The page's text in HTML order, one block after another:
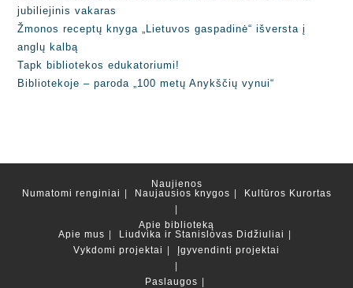
jubiliejinis vakaras
Žmonos receptų knyga „Lietuvos gaspadinė“ išversta į
anglų kalbą
Tapk bibliotekos edukatoriumi!
Bibliotekoje – paroda „100 metų Anykščių vynui“
Naujienos
Numatomi renginiai
Naujausios knygos Kultūros Kurortas
Apie biblioteką
Apie mus
Liudvika ir Stanislovas Didžiuliai
Vykdomi projektai
Įgyvendinti projektai
Paslaugos